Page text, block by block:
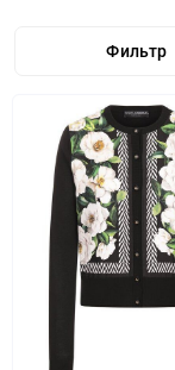
Фильтр